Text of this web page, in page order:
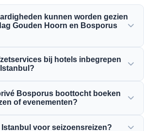
kunnen worden gezien
Gouden Hoorn en Bosporus
het Dolmabahçe-paleis, de
Rumeli-fort en de elegante
bij hotels inbegrepen
in Sultanahmet, Taksim en
Bosporus boottocht boeken
of evenementen?
Istanbul voor seizoensreizen?